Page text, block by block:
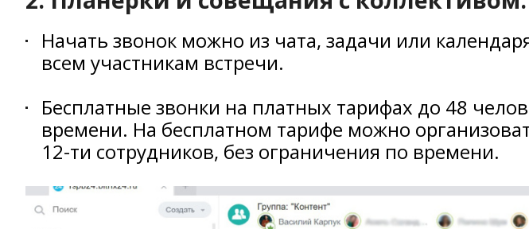
Начать звонок можно из чата, задачи или
всем участникам встречи.
Бесплатные звонки на платных тарифах до 48
времени. На бесплатном тарифе можно
12-ти сотрудников, без ограничения по времени.